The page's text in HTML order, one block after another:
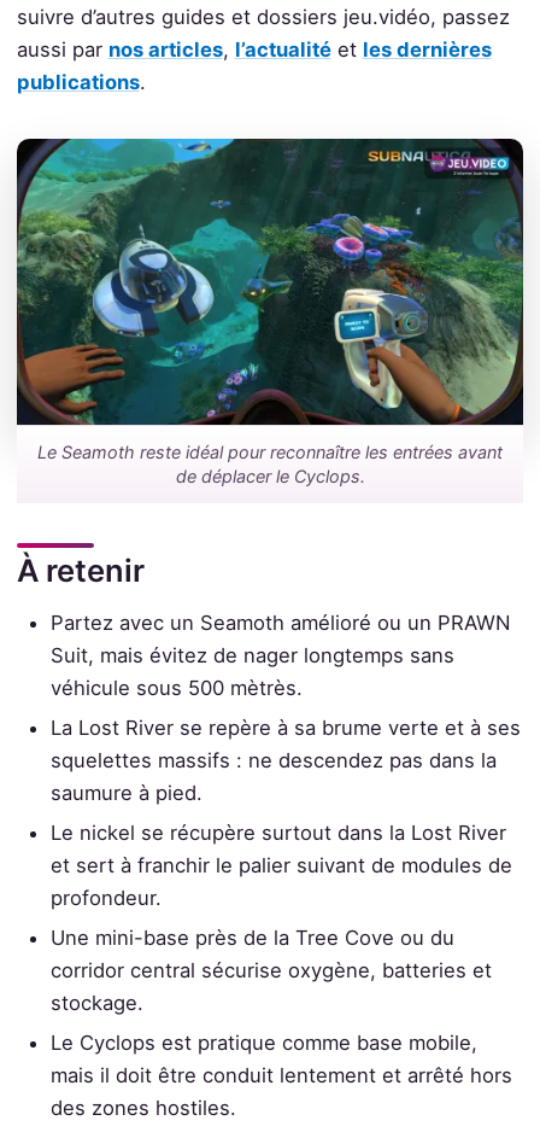
suivre d’autres guides et dossiers jeu.vidéo, passez
aussi par nos articles, l’actualitéet les dernières
publications.
Le Seamoth reste idéal pour reconnaître les entrées avant
de déplacer le Cyclops.
À retenir
Partez avec un Seamoth amélioré ou un PRAWN
Suit, mais évitez de nager longtemps sans
véhicule sous 500 mètrès.
La Lost River se repère à sa brume verte et à ses
squelettes massifs : ne descendez pas dans la
saumure à pied.
Le nickel se récupère surtout dans la Lost River
et sert à franchir le palier suivant de modules de
profondeur.
Une mini-base près de la Tree Cove ou du
corridor central sécurise oxygène, batteries et
stockage.
Le Cyclops est pratique comme base mobile,
mais il doit être conduit lentement et arrêté hors
des zones hostiles.